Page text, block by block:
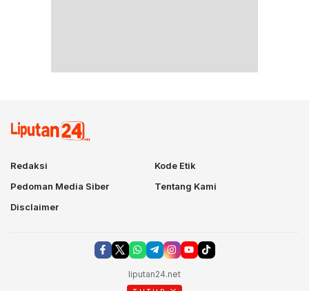
Redaksi
Kode Etik
Pedoman Media Siber
Tentang Kami
Disclaimer
liputan24.net